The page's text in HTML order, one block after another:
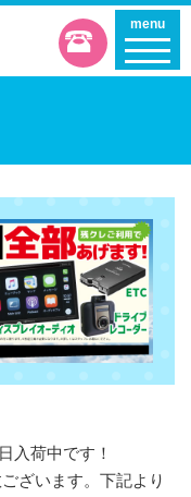
menu
入荷中です！
ざいます。下記より